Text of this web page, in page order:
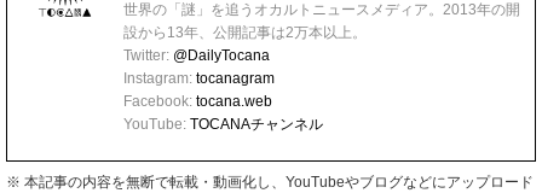
世界の「謎」を追うオカルトニュースメディア。2013年の開
設から13年、公開記事は2万本以上。
Twitter: @DailyTocana
Instagram: tocanagram
Facebook: tocana.web
YouTube: TOCANAチャンネル
※ 本記事の内容を無断で転載・動画化し、YouTubeやブログなどにアップロード